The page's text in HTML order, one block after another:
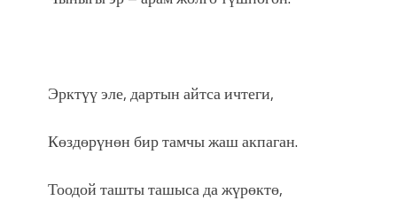
Эрктүү эле, дартын айтса ичтеги,
Көздөрүнөн бир тамчы жаш акпаган.
Тоодой ташты ташыса да жүрөктө,